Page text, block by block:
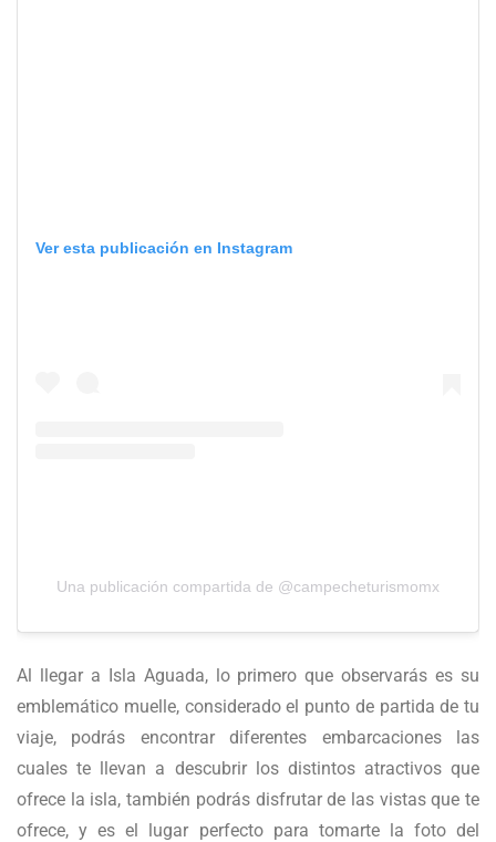
Ver esta publicación en Instagram
Una publicación compartida de @campecheturismomx
Al llegar a Isla Aguada, lo primero que observarás es su
emblemático muelle, considerado el punto de partida de tu
viaje, podrás encontrar diferentes embarcaciones las
cuales te llevan a descubrir los distintos atractivos que
ofrece la isla, también podrás disfrutar de las vistas que te
ofrece, y es el lugar perfecto para tomarte la foto del